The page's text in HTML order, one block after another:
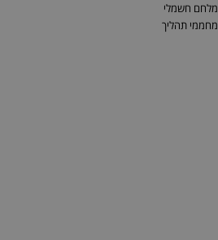
מלחם חשמלי
מחממי תהליך